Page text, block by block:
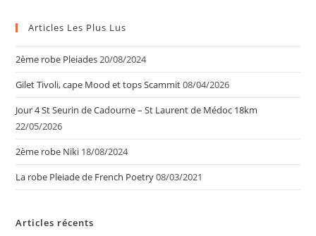
Articles Les Plus Lus
2ème robe Pleiades20/08/2024
Gilet Tivoli, cape Mood et tops Scammit08/04/2026
Jour 4 St Seurin de Cadourne – St Laurent de Médoc 18km
22/05/2026
2ème robe Niki 18/08/2024
La robe Pleiade de French Poetry08/03/2021
Articles récents